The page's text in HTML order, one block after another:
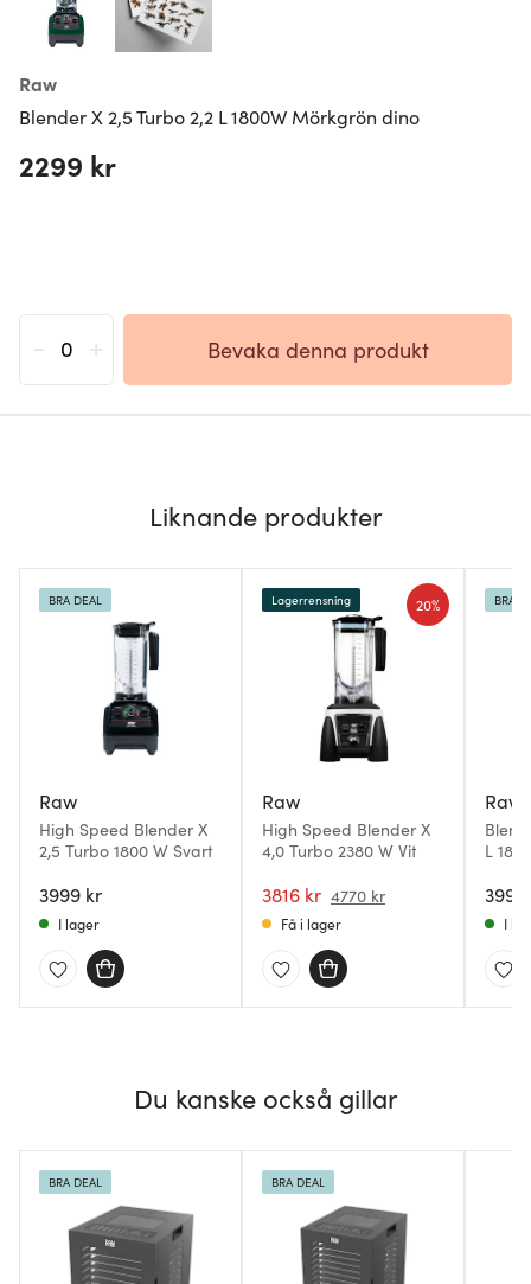
Raw
Blender X 2,5 Turbo 2,2 L 1800W Mörkgrön dino
2299 kr
Bevaka denna produkt
Liknande produkter
Raw
High Speed Blender X
2,5 Turbo 1800 W Svart
3999 kr
BRA DEAL
I lager
Raw
High Speed Blender X
4,0 Turbo 2380 W Vit
3816 kr 4770 kr
20%
Lagerrensning
Få i lager
Raw
L
BRA
I
Du kanske också gillar
BRA DEAL BRA DEAL